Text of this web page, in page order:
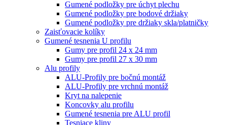
Gumené podložky pre úchyt plechu
Gumené podložky pre bodové držiaky
Gumené podložky pre držiaky skla/platničky
Zaisťovacie kolíky
Gumené tesnenia U profilu
Gumy pre profil 24 x 24 mm
Gumy pre profil 27 x 30 mm
Alu profily
ALU-Profily pre bočnú montáž
ALU-Profily pre vrchnú montáž
Kryt na nalepenie
Koncovky alu profilu
Gumené tesnenia pre ALU profil
Tesniace kliny